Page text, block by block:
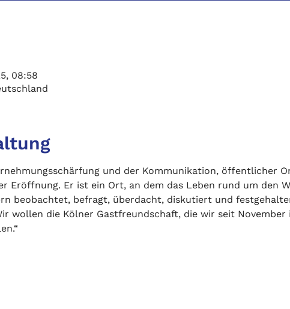
08:58
und der Kommunikation, öffentlicher
Eröffnung. Er ist ein Ort, an dem das Leben rund um den
beobachtet, befragt, überdacht, diskutiert und
wollen die Kölner Gastfreundschaft, die wir seit